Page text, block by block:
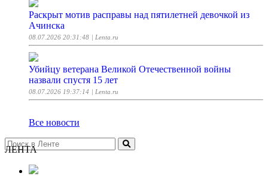
Раскрыт мотив расправы над пятилетней девочкой из
Ачинска
08.07.2026 20:31:48 | Lenta.ru
Убийцу ветерана Великой Отечественной войны
назвали спустя 15 лет
08.07.2026 19:37:14 | Lenta.ru
Все новости
ЛЕНТА